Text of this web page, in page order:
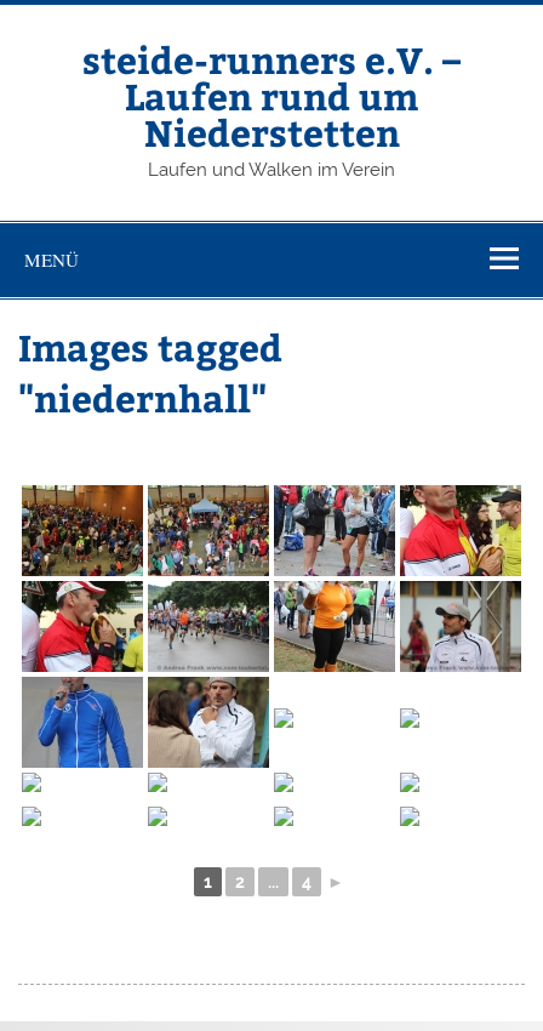
Zum
steide-runners e.V. –
Laufen rund um
Niederstetten
Laufen und Walken im Verein
MENÜ
Images tagged
"niedernhall"
1 2 ... 4 ►